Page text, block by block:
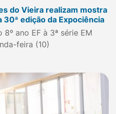
do Vieira realizam mostra
edição da Expociência
ano EF à 3ª série EM
feira (10)